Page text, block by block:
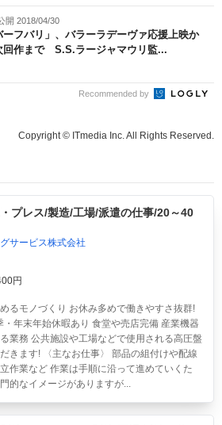
開 2018/04/30
ーフバリ」、バラーラデーヴァ応援上映か
回作まで S.S.ラージャマウリ監...
Recommended by
Copyright © ITmedia Inc. All Rights Reserved.
プレス/製造/工場/派遣の仕事/20～40
サービス株式会社
円
るモノづくり お休み多めで働きやすさ抜群!
年末年始休暇あり 食堂や売店完備 産業機器
業務 公共施設や工場などで使用される高圧盤
きます! 〈主なお仕事〉 部品の組付けや配線
作業など 作業は手順に沿って進めていくた
的なイメージがありますが...